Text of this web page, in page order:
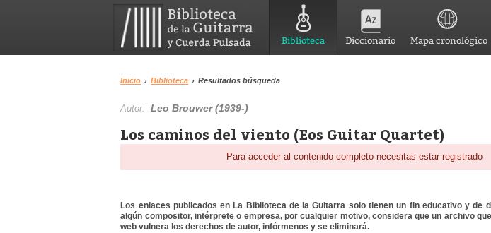
Biblioteca Diccionario Mapa cronológico
Inicio › Biblioteca › Resultados búsqueda
Autor:Leo Brouwer (1939-)
Los caminos del viento (Eos Guitar Quartet)
Para acceder al contenido completo necesitas estar registrado
Los enlaces publicados en La Biblioteca de la Guitarra solo tienen un fin educativo y de
algún compositor, intérprete o empresa, por cualquier motivo, considera que un archivo
web vulnera los derechos de autor, infórmenos y se eliminará.